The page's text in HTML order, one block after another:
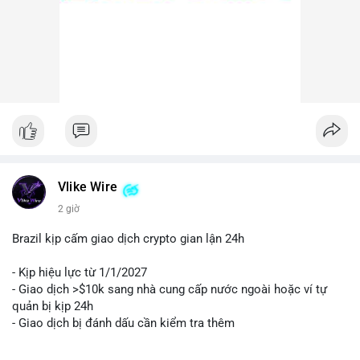
#44btc #vilanh
Vlike Wire
2 giờ
Brazil kịp cấm giao dịch crypto gian lận 24h
- Kịp hiệu lực từ 1/1/2027
- Giao dịch >$10k sang nhà cung cấp nước ngoài hoặc ví tự
quản bị kịp 24h
- Giao dịch bị đánh dấu cần kiểm tra thêm